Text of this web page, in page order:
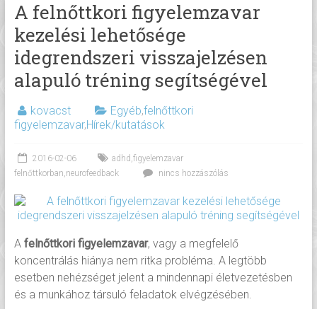
A felnőttkori figyelemzavar
kezelési lehetősége
idegrendszeri visszajelzésen
alapuló tréning segítségével
kovacst Egyéb,felnőttkori
figyelemzavar,Hírek/kutatások
2016-02-06 adhd ,figyelemzavar
felnőttkorban,neurofeedback nincs hozzászólás
A felnőttkori figyelemzavar, vagy a megfelelő
koncentrálás hiánya nem ritka probléma. A legtöbb
esetben nehézséget jelent a mindennapi életvezetésben
és a munkához társuló feladatok elvégzésében.